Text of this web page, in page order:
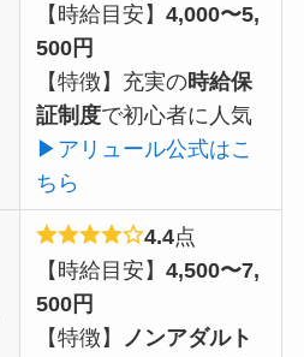
【時給目安】4,000〜5,
500円
【特徴】充実の時給保
証制度で初心者に人気
▶アリュール公式はこ
ちら
4.4点
【時給目安】4,500〜7,
500円
【特徴】
ノンアダルト